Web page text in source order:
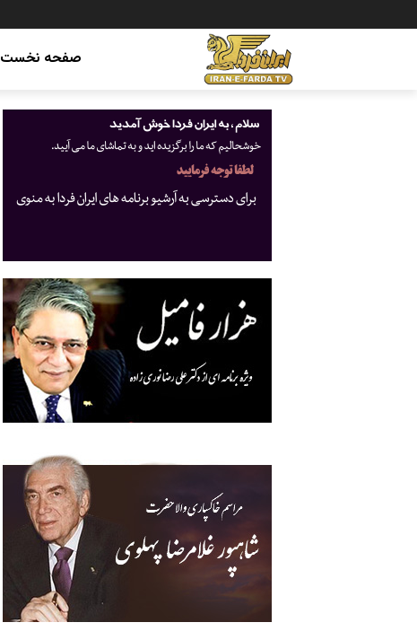
صفحه نخست